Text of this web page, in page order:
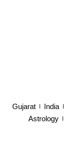
Gujarat India
Astrology